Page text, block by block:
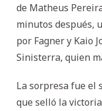
de Matheus
minutos después,
por Fagner y Kaio
Sinisterra, quien
La sorpresa fue el
que selló la